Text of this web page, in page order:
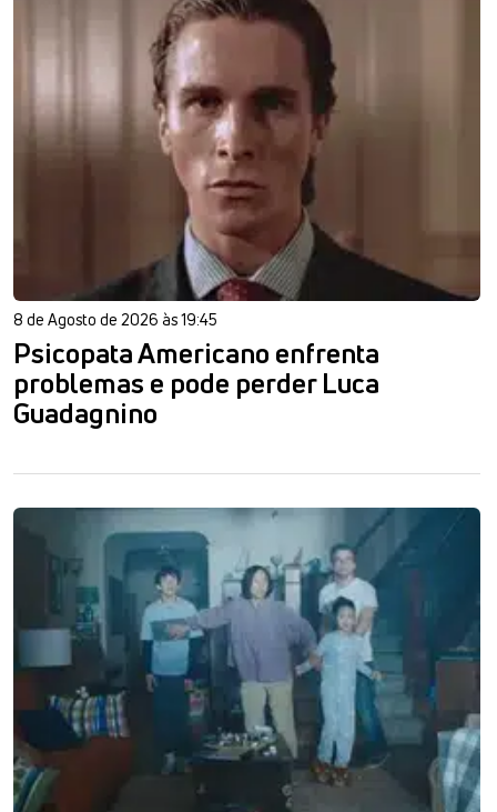
8 de Agosto de 2026 às 19:45
Psicopata Americano enfrenta
problemas e pode perder Luca
Guadagnino